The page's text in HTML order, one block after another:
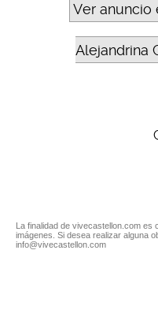
Ver anuncio
Alejandrina
La finalidad de vivecastellon.com
imágenes. Si desea realizar alguna
info@vivecastellon.com